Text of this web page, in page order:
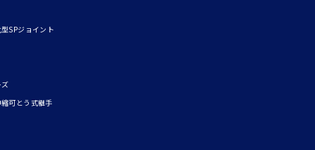
SPジョイント
可とう式継手